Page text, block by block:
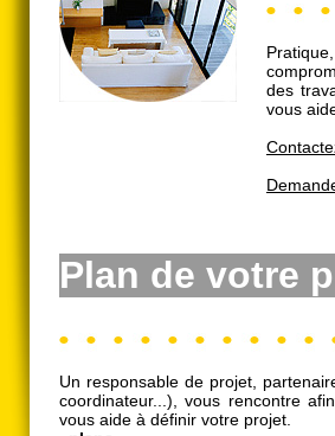
des
vous
Plan de votre
Un responsable de projet,
coordinateur...), vous rencontre
vous aide à définir votre projet.